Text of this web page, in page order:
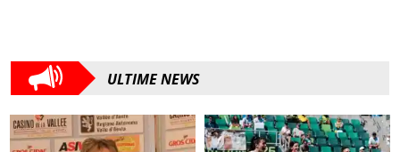
ULTIME NEWS